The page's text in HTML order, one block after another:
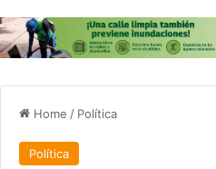
Home / Política
Política